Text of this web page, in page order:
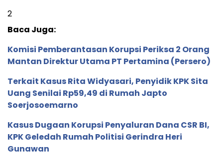
2
Baca Juga:
Komisi Pemberantasan Korupsi Periksa 2 Orang
Mantan Direktur Utama PT Pertamina (Persero)
Terkait Kasus Rita Widyasari, Penyidik KPK Sita
Uang Senilai Rp59,49 di Rumah Japto
Soerjosoemarno
Kasus Dugaan Korupsi Penyaluran Dana CSR BI,
KPK Geledah Rumah Politisi Gerindra Heri
Gunawan